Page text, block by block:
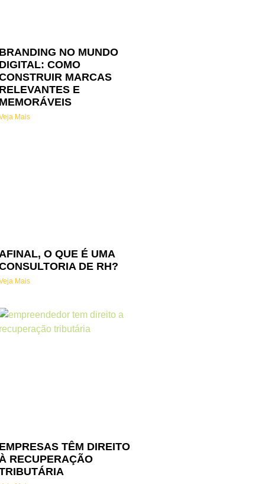
BRANDING NO MUNDO
DIGITAL: COMO
MARCAS
RELEVANTES E
MEMORÁVEIS
Mais
O QUE É UMA
DE RH?
Mais
EMPRESAS TÊM DIREITO
RECUPERAÇÃO